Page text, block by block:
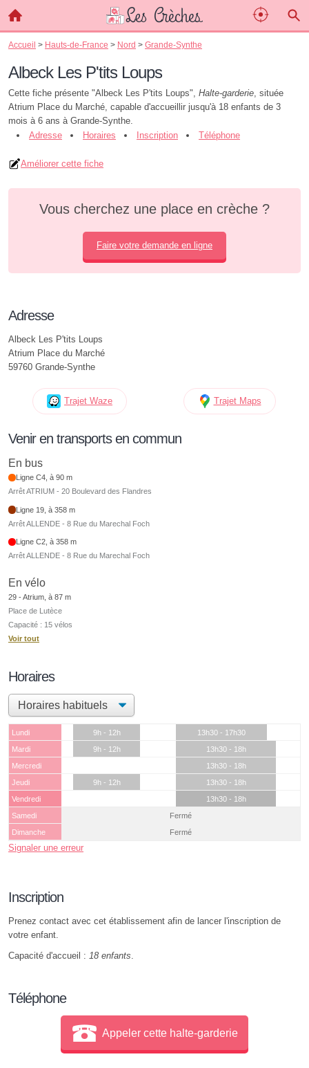
Accueil > Hauts-de-France > Nord > Grande-Synthe
Albeck Les P'tits Loups
Cette fiche présente "Albeck Les P'tits Loups", Halte-garderie, située
Atrium Place du Marché, capable d'accueillir jusqu'à 18 enfants de 3
mois à 6 ans à Grande-Synthe.
Adresse
Horaires Inscription Téléphone
Améliorer cette fiche
Vous cherchez une place en crèche ?
Faire votre demande en ligne
Adresse
Albeck Les P'tits Loups
Atrium Place du Marché
59760 Grande-Synthe
Trajet Waze Trajet Maps
Venir en transports en commun
En bus
Ligne C4, à 90 m
Arrêt ATRIUM - 20 Boulevard des Flandres
Ligne 19, à 358 m
Arrêt ALLENDE - 8 Rue du Marechal Foch
Ligne C2, à 358 m
Arrêt ALLENDE - 8 Rue du Marechal Foch
En vélo
29 - Atrium, à 87 m
Place de Lutèce
Capacité : 15 vélos
Voir tout
Horaires
Lundi 9h - 12h
13h30 - 17h30
Mardi
9h - 12h
13h30 - 18h
Mercredi
13h30 - 18h
Jeudi
9h - 12h
13h30 - 18h
Vendredi
13h30 - 18h
Samedi
Fermé
Dimanche
Fermé
Signaler une erreur
Inscription
Prenez contact avec cet établissement afin de lancer l'inscription de
votre enfant.
Capacité d'accueil : 18 enfants.
Téléphone
Appeler cette halte-garderie